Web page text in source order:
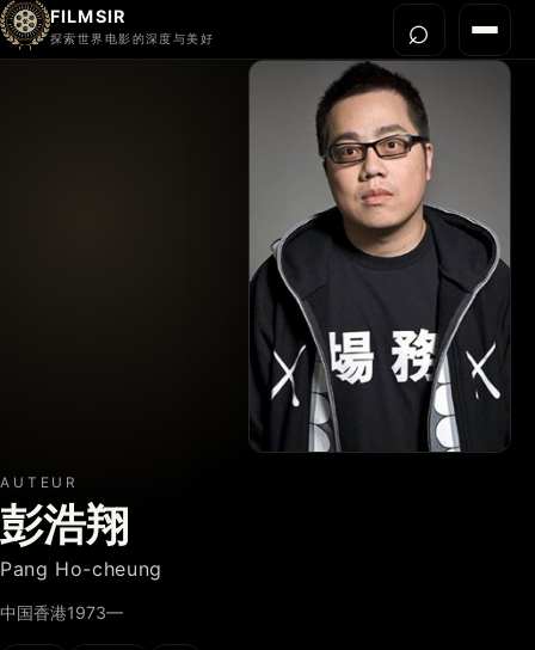
FILMSIR
探索世界电影的深度与美好 菜单
⌕打开
AUTEUR
彭浩翔
Pang Ho-cheung
中国香港1973—